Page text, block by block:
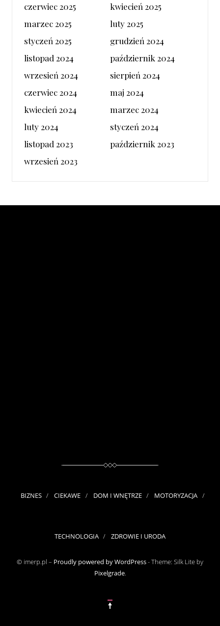
czerwiec 2025
kwiecień 2025
marzec 2025
luty 2025
styczeń 2025
grudzień 2024
listopad 2024
październik 2024
wrzesień 2024
sierpień 2024
czerwiec 2024
maj 2024
kwiecień 2024
marzec 2024
luty 2024
styczeń 2024
listopad 2023
październik 2023
wrzesień 2023
BIZNES CIEKAWE DOM I WNĘTRZE MOTORYZACJA
TECHNOLOGIA ZDROWIE I URODA
© imerp.pl – Proudly powered by WordPress-Theme: Silk Lite by
Pixelgrade.